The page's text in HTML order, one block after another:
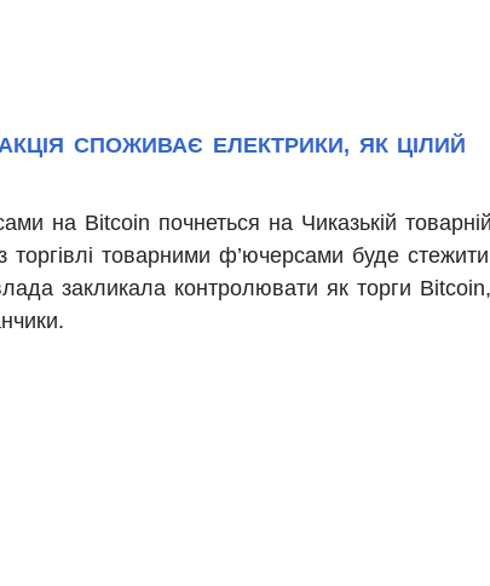
СПОЖИВАЄ ЕЛЕКТРИКИ, ЯК ЦІЛИЙ
на Bitcoin почнеться на Чиказькій товарній
торгівлі товарними ф’ючерсами буде стежити
закликала контролювати як торги Bitcoin,